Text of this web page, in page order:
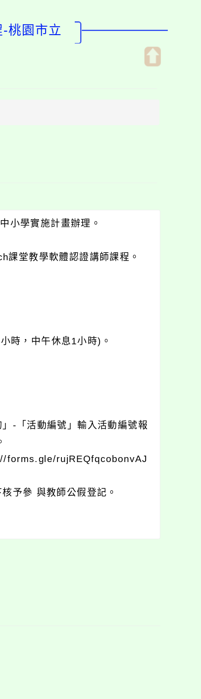
桃園市立
小學實施計畫辦理。
堂教學軟體認證講師課程。
，中午休息1小時)。
-「活動編號」輸入活動編號報
forms.gle/rujREQfqcobonvAJ
予參 與教師公假登記。